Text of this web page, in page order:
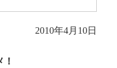
2010年4月10日